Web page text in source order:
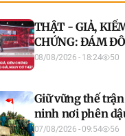
THẬT - GIẢ,
CHỨNG: ĐÁM
GIẢ - NGUY CƠ
08/08/2026 - 18:24 50
Giữ vững thế
ninh nơi phên
quốc
07/08/2026 - 09:54 56